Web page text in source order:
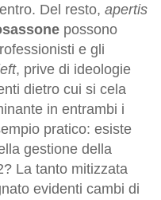
Del resto, apertis
possono
e gli
, prive di ideologie
dietro cui si cela
in entrambi i
pratico: esiste
gestione della
La tanto mitizzata
evidenti cambi di